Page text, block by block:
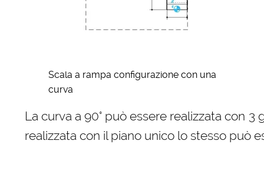
Scala a rampa configurazione con una
curva
La curva a 90° può essere realizzata con
realizzata con il piano unico lo stesso può